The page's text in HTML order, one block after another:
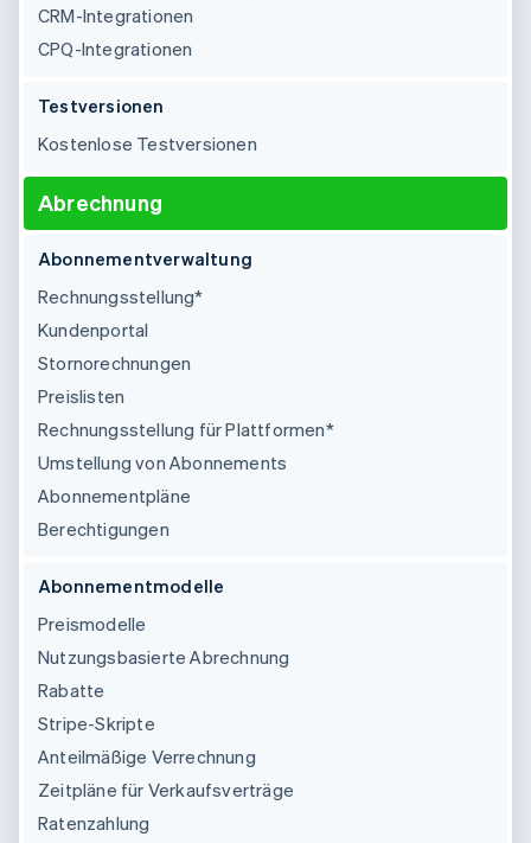
Betrugsprävention
Atlas
Start-up-Gründung
Climate
Online-Identitätsprüfung
Jetzt ansehen
Ecosystem
CRM-Integrationen
CPQ-Integrationen
Testversionen
Kostenlose Testversionen
Abrechnung
Abonnementverwaltung
Rechnungsstellung*
Kundenportal
Stornorechnungen
Preislisten
Rechnungsstellung für Plattformen*
Umstellung von Abonnements
Abonnementpläne
Berechtigungen
Abonnementmodelle
Preismodelle
Nutzungsbasierte Abrechnung
Rabatte
Stripe-Skripte
Anteilmäßige Verrechnung
Zeitpläne für Verkaufsverträge
Ratenzahlung